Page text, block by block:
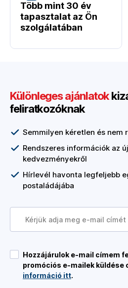
Több mint 30 év
tapasztalat az Ön
szolgálatában
Különleges ajánlatok
feliratkozóknak
Semmilyen kéretlen és nem
Rendszeres információk az
kedvezményekről
Hírlevél havonta legfeljebb
postaládájába
Hozzájárulok e-mail címem
promóciós e-mailek küldése
információ itt.